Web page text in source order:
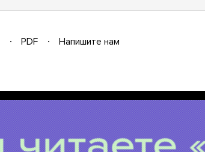
PDF
Напишите нам